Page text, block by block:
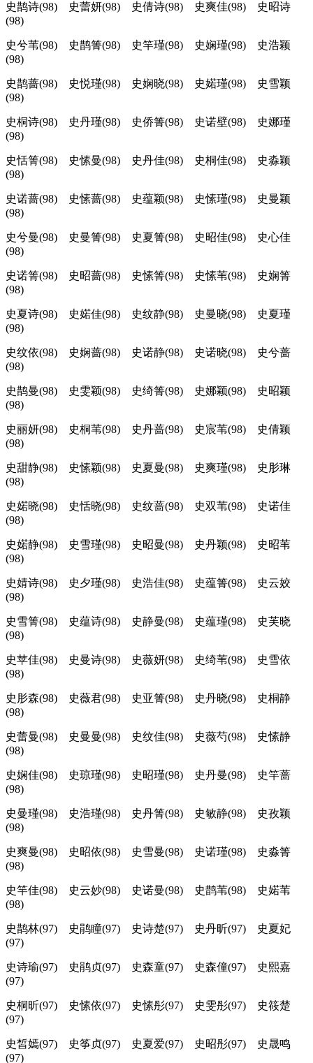
史鹊诗(98) 史蕾妍(98) 史倩诗(98) 史爽佳(98) 史昭诗
(98)
史兮苇(98) 史鹊箐(98) 史竿瑾(98) 史娴瑾(98) 史浩颖
(98)
史鹊蔷(98) 史悦瑾(98) 史娴晓(98) 史婼瑾(98) 史雪颖
(98)
史桐诗(98) 史丹瑾(98) 史侨箐(98) 史诺壁(98) 史娜瑾
(98)
史恬箐(98) 史愫曼(98) 史丹佳(98) 史桐佳(98) 史淼颖
(98)
史诺蔷(98) 史愫蔷(98) 史蕴颖(98) 史愫瑾(98) 史曼颖
(98)
史兮曼(98) 史曼箐(98) 史夏箐(98) 史昭佳(98) 史心佳
(98)
史诺箐(98) 史昭蔷(98) 史愫箐(98) 史愫苇(98) 史娴箐
(98)
史夏诗(98) 史婼佳(98) 史纹静(98) 史曼晓(98) 史夏瑾
(98)
史纹依(98) 史娴蔷(98) 史诺静(98) 史诺晓(98) 史兮蔷
(98)
史鹊曼(98) 史雯颖(98) 史绮箐(98) 史娜颖(98) 史昭颖
(98)
史丽妍(98) 史桐苇(98) 史丹蔷(98) 史宸苇(98) 史倩颖
(98)
史甜静(98) 史愫颖(98) 史夏曼(98) 史爽瑾(98) 史肜琳
(98)
史婼晓(98) 史恬晓(98) 史纹蔷(98) 史双苇(98) 史诺佳
(98)
史婼静(98) 史雪瑾(98) 史昭曼(98) 史丹颖(98) 史昭苇
(98)
史婧诗(98) 史夕瑾(98) 史浩佳(98) 史蕴箐(98) 史云姣
(98)
史雪箐(98) 史蕴诗(98) 史静曼(98) 史蕴瑾(98) 史芙晓
(98)
史苹佳(98) 史曼诗(98) 史薇妍(98) 史绮苇(98) 史雪依
(98)
史肜森(98) 史薇君(98) 史亚箐(98) 史丹晓(98) 史桐静
(98)
史蕾曼(98) 史曼曼(98) 史纹佳(98) 史薇芍(98) 史愫静
(98)
史娴佳(98) 史琼瑾(98) 史昭瑾(98) 史丹曼(98) 史竿蔷
(98)
史曼瑾(98) 史浩瑾(98) 史丹箐(98) 史敏静(98) 史孜颖
(98)
史爽曼(98) 史昭依(98) 史雪曼(98) 史诺瑾(98) 史淼箐
(98)
史竿佳(98) 史云妙(98) 史诺曼(98) 史鹊苇(98) 史婼苇
(98)
史鹊林(97) 史鹃瞳(97) 史诗楚(97) 史丹昕(97) 史夏妃
(97)
史诗瑜(97) 史鹃贞(97) 史森童(97) 史森僮(97) 史熙嘉
(97)
史桐昕(97) 史愫依(97) 史愫彤(97) 史雯彤(97) 史筱楚
(97)
史皙嫣(97) 史筝贞(97) 史夏爱(97) 史昭彤(97) 史晟鸣
(97)